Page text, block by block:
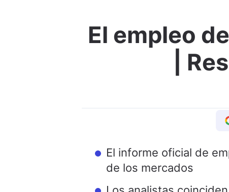
El empleo
|
El informe oficial de
de los mercados